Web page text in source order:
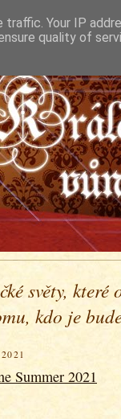
světy, které
kdo je
Summer 2021
Your IP
quality of